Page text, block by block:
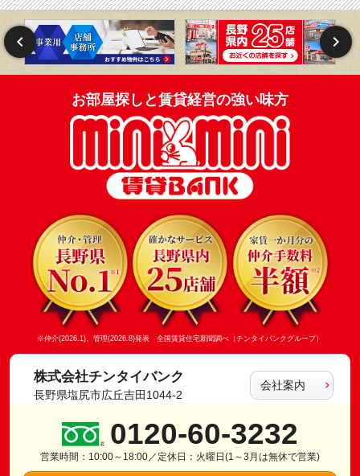
お部屋探しと賃貸経営の強い味方
※仲介(2026.1)、管理(2026.8)発表 全国賃貸住宅新聞調べ（チンタイバンクグループ）
株式会社チンタイバンク
長野県塩尻市広丘吉田1044-2
会社案内
0120-60-3232
営業時間：10:00～18:00／定休日：火曜日(1～3月は無休で営業)